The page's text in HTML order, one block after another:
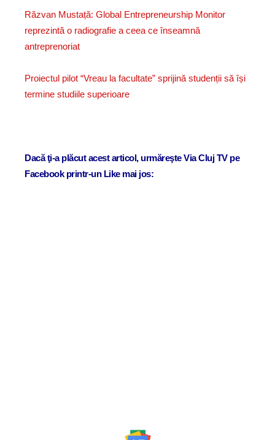
Răzvan Mustață: Global Entrepreneurship Monitor
reprezintă o radiografie a ceea ce înseamnă
antreprenoriat
Proiectul pilot “Vreau la facultate” sprijină studenții să își
termine studiile superioare
Dacă ţi-a plăcut acest articol, urmăreşte Via Cluj TV pe
Facebook printr-un Like mai jos: